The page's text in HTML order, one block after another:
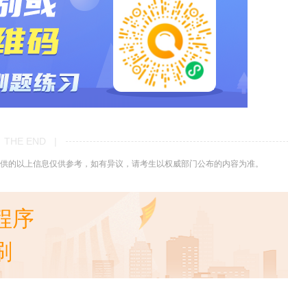
THE END |
以上信息仅供参考，如有异议，请考生以权威部门公布的内容为准。
序